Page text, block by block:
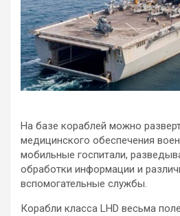
На базе кораблей можно
медицинского обеспечения
мобильные госпитали,
обработки информации и
вспомогательные службы.
Корабли класса LHD весьма